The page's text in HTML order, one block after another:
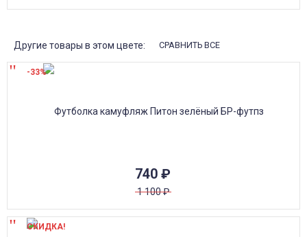
Другие товары в этом цвете: СРАВНИТЬ ВСЕ
740 ₽
1 100₽
-33%
СКИДКА!